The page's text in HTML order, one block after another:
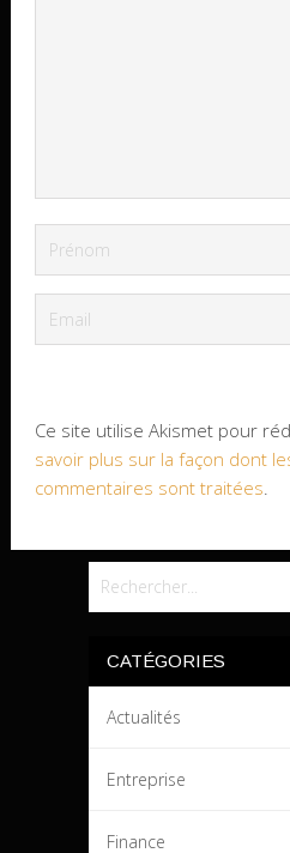
Ce site utilise Akismet pour
savoir plus sur la façon dont
commentaires sont traitées
CATÉGORIES
Actualités
Entreprise
Finance